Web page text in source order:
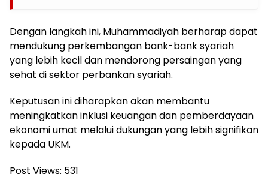
Dengan langkah ini, Muhammadiyah berharap dapat
mendukung perkembangan bank-bank syariah
yang lebih kecil dan mendorong persaingan yang
sehat di sektor perbankan syariah.
Keputusan ini diharapkan akan membantu
meningkatkan inklusi keuangan dan pemberdayaan
ekonomi umat melalui dukungan yang lebih signifikan
kepada UKM.
Post Views: 531